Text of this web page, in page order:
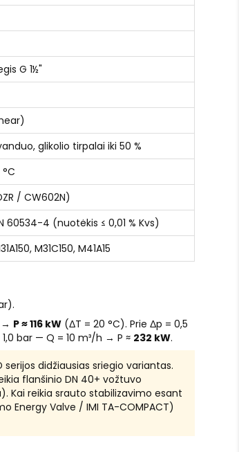
G 1½"
glikolio tirpalai iki 50 %
/ CW602N)
60534-4 (nuotėkis ≤ 0,01 % Kvs)
M31C150, M41A15
→ P ≈ 116 kW (ΔT = 20 °C). Prie Δp = 0,5
1,0 bar — Q = 10 m³/h → P ≈ 232 kW.
serijos didžiausias sriegio variantas.
flanšinio DN 40+ vožtuvo
Kai reikia srauto stabilizavimo esant
Energy Valve / IMI TA-COMPACT)